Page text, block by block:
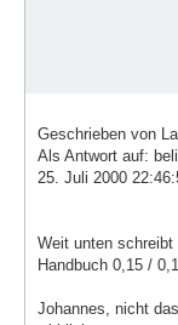
Geschrieben von
Als Antwort auf:
25. Juli 2000
Weit unten
Handbuch 0,15 /
Johannes, nicht